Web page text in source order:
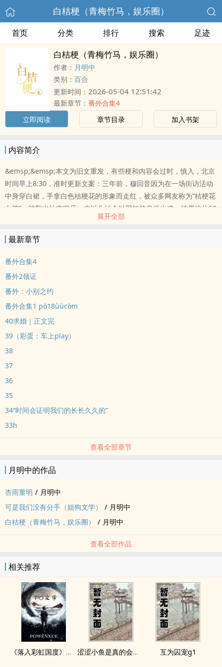
白桔梗（青梅竹马，娱乐圈）
首页 分类 排行 搜索 足迹
白桔梗（青梅竹马，娱乐圈）
作者： 月明中
类别： 百合
更新时间： 2026-05-04 12:51:42
最新章节： 番外合集4
立即阅读
章节目录 加入书架
内容简介
&emsp;&emsp;本文为旧文重发，有些梗和内容会过时，慎入，北京
时间早上8:30，准时更新文案：三年前，穆回音因为在一场街访活动
中身穿白裙，手拿白色桔梗花的形象而走红，被众多网友称为“桔梗花
女孩”，被翻出社交账号，本以为她会以网红的身份出道。结果这位50
万粉丝的博主，在出名以后发出的第一条微博竟然是“不用关注，不考
虑当网红。”然后三年之间，销声匿迹。三年之后，没想到竟然在新晋
影帝李焕电影的片场花絮中看到这个女子正在指挥片场布置，众多网
友大喊初恋回来了。结果当天晚上李大影帝在小号上，突然发了一
人口突然上线，在李大影帝的小号上评论，“是不是她们的老公我不知
道，反正你是我的男朋友。”—————这里是分割线—————深情
纯情影帝男主×清纯古灵精怪傲娇女主青梅竹马/暗恋成真/sc/纯甜不
虐/小甜饼/娱乐圈
展开全部
最新章节
番外合集4
番外2领证
番外：小别之约
番外合集1 pò18ùùcòm
40求婚｜正文完
39（彩蛋：车上play）
38
37
36
35
34“时间会证明我们的长长久久的”
33h
查看全部章节
月明中的作品
杏雨重明 / 月明中
可是我们没有分手（姐狗文学）
/ 月明中
白桔梗（青梅竹马，娱乐圈）
/ 月明中
查看全部作品
相关推荐
《落入彩虹国度》穿越+西幻+言情 涩涩小鱼是真的会被干透 互为囚宠g1